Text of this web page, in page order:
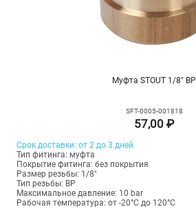
Муфта STOUT 1/8" ВР
SFT-0005-001818
57,00 ₽
Срок доставки: от 2 до 3 дней
Тип фитинга: муфта
Покрытие фитинга: без покрытия
Размер резьбы: 1/8"
Тип резьбы: ВР
Максимальное давление: 10 bar
Рабочая температура: от -20°C до 120°C